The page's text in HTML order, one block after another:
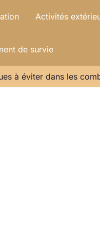
Activités
de survie
à éviter dans les